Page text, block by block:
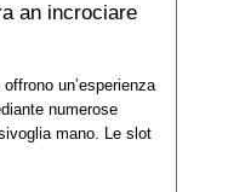
an incrociare
un’esperienza
numerose
mano. Le slot